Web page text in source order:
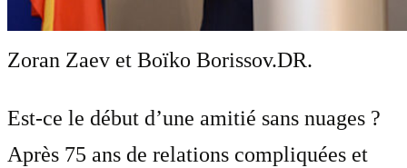
Zoran Zaev et Boïko Borissov.DR.
Est-ce le début d’une amitié sans nuages ?
Après 75 ans de relations compliquées et